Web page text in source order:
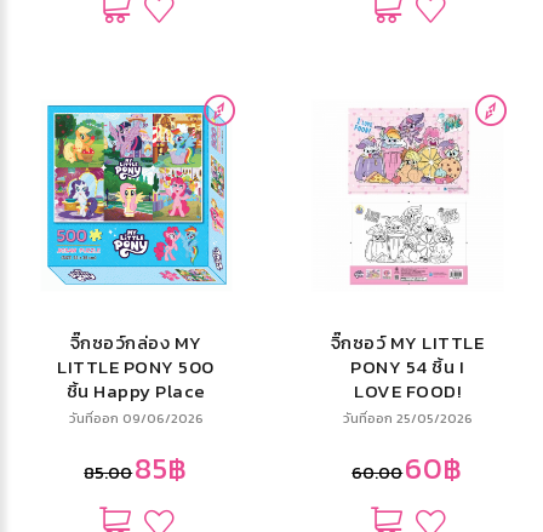
จิ๊กซอว์กล่อง MY
LITTLE PONY 500
ชิ้น Happy Place
วันที่ออก 09/06/2026
85.0085฿
จิ๊กซอว์ MY LITTLE
PONY 54 ชิ้น I
LOVE FOOD!
วันที่ออก 25/05/2026
60.0060฿